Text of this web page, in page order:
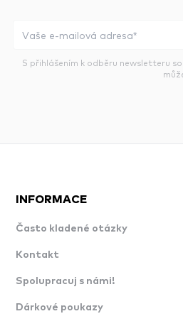
S přihlášením k odběru newsletteru
INFORMACE
Často kladené otázky
Kontakt
Spolupracuj s námi!
Dárkové poukazy